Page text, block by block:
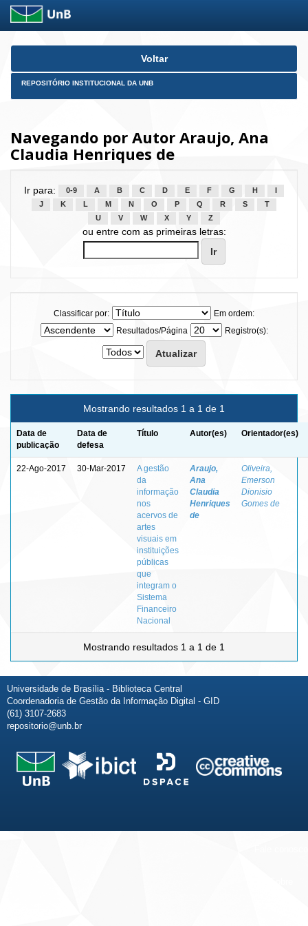
Skip
Voltar
REPOSITÓRIO INSTITUCIONAL DA UNB
Navegando por Autor Araujo, Ana
Claudia Henriques de
Ir para: 0-9 A B C D E F G H
J
K L M N O P Q R S
T
U
V W X Y Z
ou entre com as primeiras letras:
Classificar por:
Em ordem:
Resultados/Página
Registro(s):
Mostrando resultados 1 a 1 de 1
Data de
publicação
Data de
defesa
Título Autor(es) Orientador(es)
22-Ago-2017 30-Mar-2017
A gestão
da
informação
nos
acervos de
artes
visuais em
instituições
públicas
que
integram o
Sistema
Financeiro
Nacional
Araujo,
Ana
Claudia
Henriques
de
Oliveira,
Emerson
Dionisio
Gomes de
Mostrando resultados 1 a 1 de 1
Universidade de Brasília - Biblioteca Central
Coordenadoria de Gestão da Informação Digital - GID
(61) 3107-2683
repositorio@unb.br